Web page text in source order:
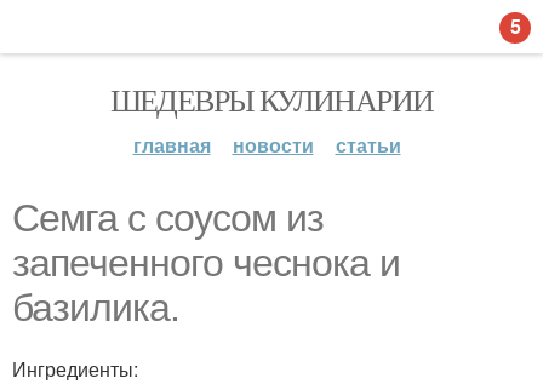
ШЕДЕВРЫ КУЛИНАРИИ
главная новости статьи
Семга с соусом из
запеченного чеснока и
базилика.
Ингредиенты:
5